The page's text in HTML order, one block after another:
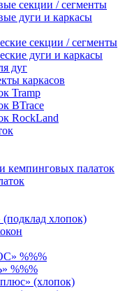
секции / сегменты
дуги и каркасы
секции / сегменты
дуги и каркасы
дуг
каркасов
Tramp
BTrace
RockLand
кемпинговых палаток
хлопок)
%%%
%%%
(хлопок)